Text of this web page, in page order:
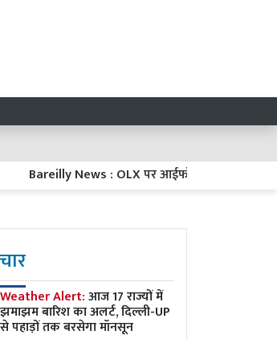
News : OLX पर आईफोन बेचना पड़ा महंगा,
Weather Alert:आज 17 राज्यों में
झमाझम बारिश का अलर्ट, दिल्ली-UP
से पहाड़ों तक बरसेगा मॉनसून